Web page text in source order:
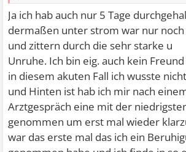
Ja ich hab auch nur 5 Tage
dermaßen unter strom war nur noch
und zittern durch die sehr starke u
Unruhe. Ich bin eig. auch kein
in diesem akuten Fall ich wusste
und Hinten ist hab ich mir nach
Arztgespräch eine mit der
genommen um erst mal wieder
war das erste mal das ich ein